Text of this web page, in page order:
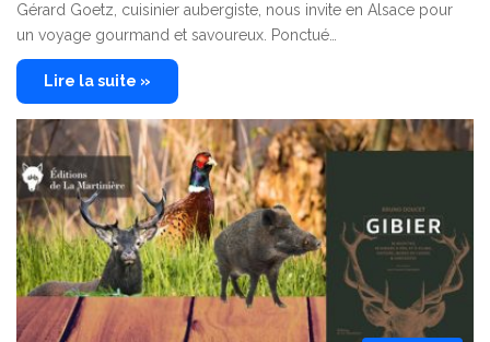
Gérard Goetz, cuisinier aubergiste, nous invite en Alsace pour
un voyage gourmand et savoureux. Ponctué…
Lire la suite »